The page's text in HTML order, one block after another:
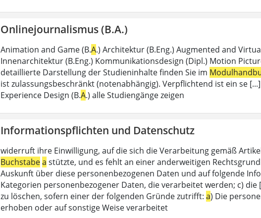
Onlinejournalismus (B.A.)
Animation and Game (B.A.) Architektur (B.Eng.) Augmented and
Innenarchitektur (B.Eng.) Kommunikationsdesign (Dipl.) Motion
detaillierte Darstellung der Studieninhalte finden Sie im
ist zulassungsbeschränkt (notenabhängig). Verpflichtend ist ein se
Experience Design (B.A.) alle Studiengänge zeigen
Informationspflichten und Datenschutz
widerruft ihre Einwilligung, auf die sich die Verarbeitung gemäß
Buchstabea stützte, und es fehlt an einer anderweitigen
Auskunft über diese personenbezogenen Daten und auf folgende
Kategorien personenbezogener Daten, die verarbeitet werden; c)
zu löschen, sofern einer der folgenden Gründe zutrifft: a) Die
erhoben oder auf sonstige Weise verarbeitet